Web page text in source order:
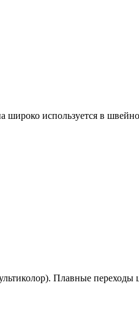
используется в
Плавные переходы